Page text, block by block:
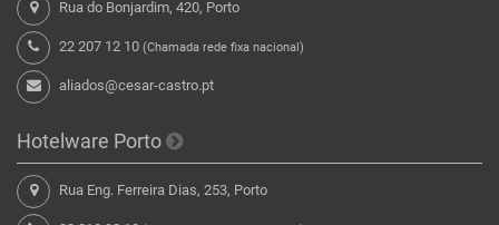
Rua do Bonjardim, 420, Porto
22 207 12 10 (Chamada rede fixa nacional)
aliados@cesar-castro.pt
Hotelware Porto
Rua Eng. Ferreira Dias, 253, Porto